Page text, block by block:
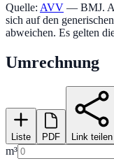
Quelle: AVV — BMJ.
sich auf den
abweichen. Es gelten
Umrechnung
Liste PDF Link teilen
m³